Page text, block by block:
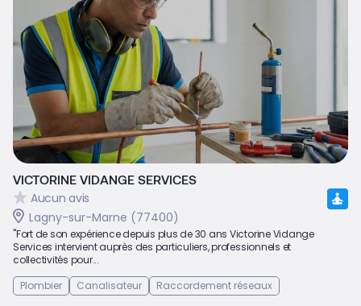
VICTORINE VIDANGE SERVICES
Aucun avis
Lagny-sur-Marne (77400)
"Fort de son expérience depuis plus de 30 ans Victorine Vidange
Services intervient auprès des particuliers, professionnels et
collectivités pour...
Plombier
Canalisateur Raccordement réseaux